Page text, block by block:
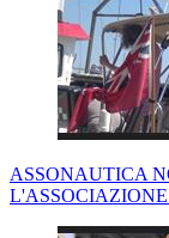
ASSONAUTICA